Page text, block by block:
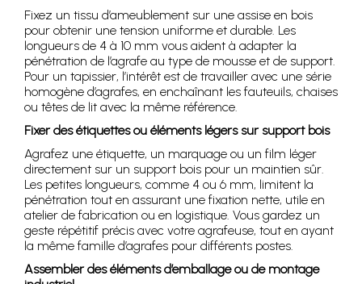
Fixez un tissu d’ameublement sur une assise en bois
pour obtenir une tension uniforme et durable. Les
longueurs de 4 à 10 mm vous aident à adapter la
pénétration de l’agrafe au type de mousse et de support.
Pour un tapissier, l’intérêt est de travailler avec une série
homogène d’agrafes, en enchaînant les fauteuils, chaises
ou têtes de lit avec la même référence.
Fixer des étiquettes ou éléments légers sur support bois
Agrafez une étiquette, un marquage ou un film léger
directement sur un support bois pour un maintien sûr.
Les petites longueurs, comme 4 ou 6 mm, limitent la
pénétration tout en assurant une fixation nette, utile en
atelier de fabrication ou en logistique. Vous gardez un
geste répétitif précis avec votre agrafeuse, tout en ayant
la même famille d’agrafes pour différents postes.
Assembler des éléments d’emballage ou de montage